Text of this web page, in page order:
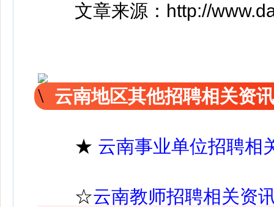
文章来源：http://
云南地区其他招聘相关资
★ 云南事业单位招聘相
☆云南教师招聘相关资